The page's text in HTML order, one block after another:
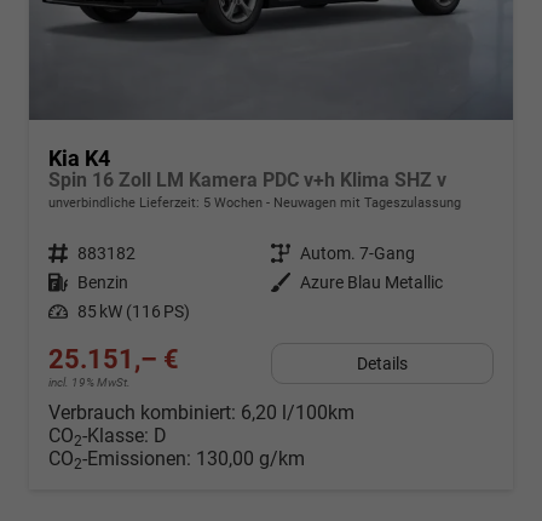
Kia K4
Spin 16 Zoll LM Kamera PDC v+h Klima SHZ v
unverbindliche Lieferzeit: 5 Wochen Neuwagen mit Tageszulassung
Fahrzeugnr. 883182 Getriebe Autom. 7-Gang
Kraftstoff Benzin Außenfarbe
Azure Blau Metallic
Leistung 85 kW (116 PS)
25.151,– €
incl. 19% MwSt.
Details
Verbrauch kombiniert: 6,20 l/100km
CO2-Klasse: D
CO2-Emissionen: 130,00 g/km